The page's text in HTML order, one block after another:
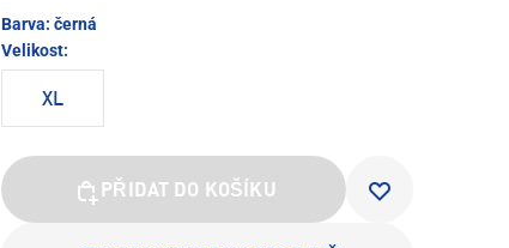
Barva: černá
Velikost:
XL
PŘIDAT DO KOŠÍKU